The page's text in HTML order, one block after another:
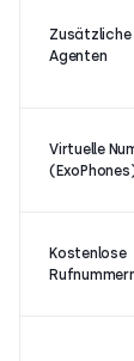
Zusätzliche
Agenten
Virtuelle
Kostenlose